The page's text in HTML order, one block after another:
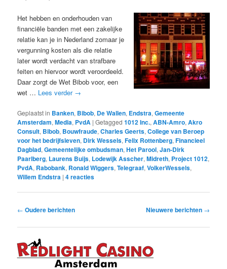
Het hebben en onderhouden van
financiële banden met een zakelijke
relatie kan je in Nederland zomaar je
vergunning kosten als die relatie
later wordt verdacht van strafbare
feiten en hiervoor wordt veroordeeld.
Daar zorgt de Wet Bibob voor, een
wet … Lees verder →
Geplaatst in Banken, Bibob, De Wallen, Endstra,Gemeente
Amsterdam,Media, PvdA |Getagged 1012 Inc.,ABN-Amro,Akro
Consult, Bibob, Bouwfraude,Charles Geerts,College van Beroep
voor het bedrijfsleven, Dirk Wessels,Felix Rottenberg,Financieel
Dagblad,Gemeentelijke ombudsman,Het Parool,Jan-Dirk
Paarlberg, Laurens Buijs, Lodewijk Asscher,Midreth, Project 1012,
PvdA, Rabobank, Ronald Wiggers,Telegraaf,VolkerWessels,
Willem Endstra |4reacties
Bericht
← Oudere berichten Nieuwere berichten →